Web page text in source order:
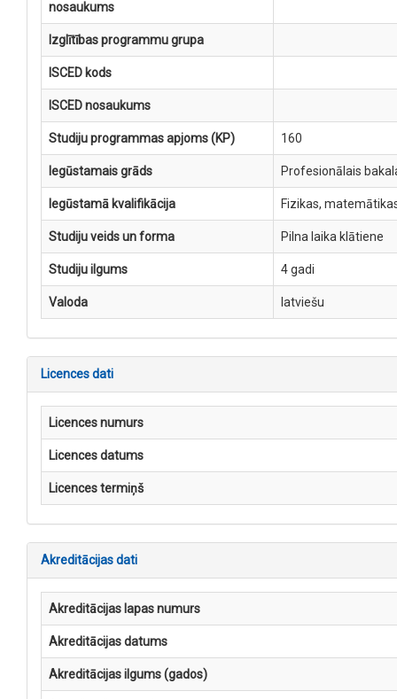
nosaukums
Izglītības programmu grupa
ISCED kods
ISCED nosaukums
Studiju programmas apjoms (KP) 160
Iegūstamais grāds Profesionālais
Iegūstamā kvalifikācija Fizikas,
Studiju veids un forma Pilna laika klātiene
Studiju ilgums 4 gadi
Valoda latviešu
Licences dati
Licences numurs
Licences datums
Licences termiņš
Akreditācijas dati
Akreditācijas lapas numurs
Akreditācijas datums
Akreditācijas ilgums (gados)